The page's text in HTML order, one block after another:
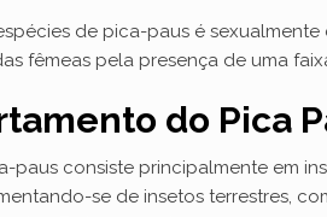
de pica-paus é
fêmeas pela presença de uma
do Pica
paus consiste principalmente em
se de insetos terrestres,